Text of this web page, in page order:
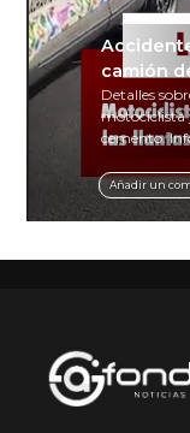
Añadir un
camión
Detalles
motociclista
cemento.
vial y